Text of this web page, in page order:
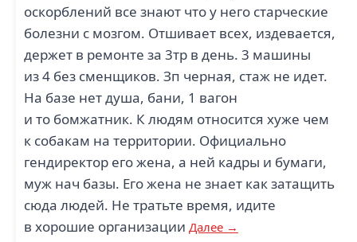
оскорблений все знают что у него старческие
болезни с мозгом. Отшивает всех, издевается,
держет в ремонте за 3тр в день. 3 машины
из 4 без сменщиков. Зп черная, стаж не идет.
На базе нет душа, бани, 1 вагон
и то бомжатник. К людям относится хуже чем
к собакам на территории. Официально
гендиректор его жена, а ней кадры и бумаги,
муж нач базы. Его жена не знает как затащить
сюда людей. Не тратьте время, идите
в хорошие организации Далее →